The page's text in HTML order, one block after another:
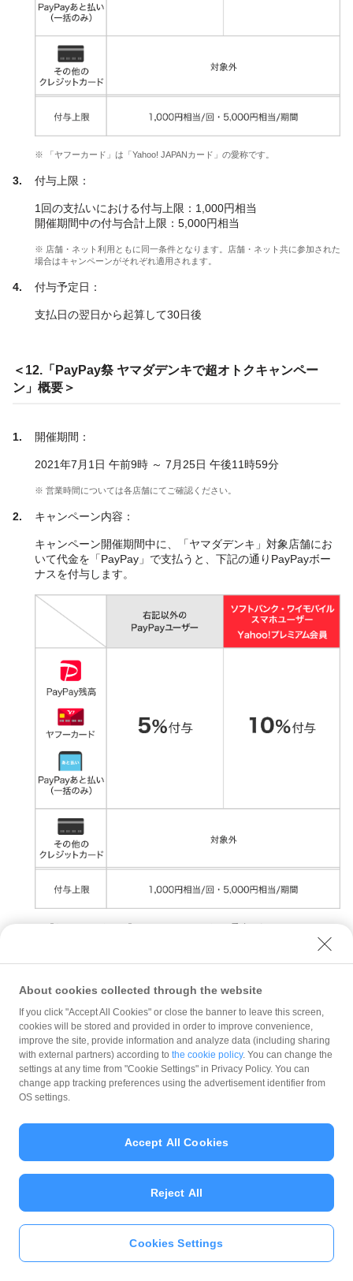
※ 「ヤフーカード」は「Yahoo! JAPANカード」の愛称です。
付与上限：
1回の支払いにおける付与上限：1,000円相当
開催期間中の付与合計上限：5,000円相当
※ 店舗・ネット利用ともに同一条件となります。店舗・ネット共に参加された
場合はキャンペーンがそれぞれ適用されます。
付与予定日：
支払日の翌日から起算して30日後
＜12.「PayPay祭 ヤマダデンキで超オトクキャンペー
ン」概要＞
開催期間：
2021年7月1日 午前9時 ～ 7月25日 午後11時59分
※ 営業時間については各店舗にてご確認ください。
キャンペーン内容：
キャンペーン開催期間中に、「ヤマダデンキ」対象店舗にお
いて代金を「PayPay」で支払うと、下記の通りPayPayボー
ナスを付与します。
※ 「ヤフーカード」は「Yahoo! JAPANカード」の愛称です。
開催期間中の付与合計上限：5,000円相当
※ 店舗・ネット利用ともに同一条件となります。店舗・ネット共に参加された
場合はキャンペーンがそれぞれ適用されます。
付与予定日：
支払日の翌日から起算して30日後
＜13.「夏のPayPay祭 アカチャンホンポでおトクキャン
ペーン」概要＞
開催期間：
2021年7月1日 午前9時 ～ 7月25日 午後11時59分
※ 営業時間については各店舗にてご確認ください。
PayPayアプリをダウンロ
ード＞＞
About cookies collected through the website
If you click "Accept All Cookies" or close the banner to leave this screen,
cookies will be stored and provided in order to improve convenience,
improve the site, provide information and analyze data (including sharing
with external partners) according to the cookie policy. You can change the
settings at any time from "Cookie Settings" in Privacy Policy. You can
change app tracking preferences using the advertisement identifier from
OS settings.
Cookies Settings
Reject All
Accept All Cookies